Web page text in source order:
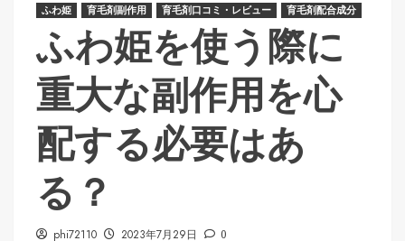
ふわ姫 育毛剤副作用 育毛剤口コミ・レビュー 育毛剤配合成分
ふわ姫を使う際に
重大な副作用を心
配する必要はあ
る？
phi72110 2023年7月29日 0